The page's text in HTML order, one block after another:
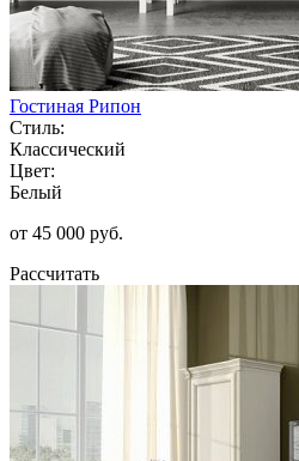
Гостиная Рипон
Стиль:
Классический
Цвет:
Белый
от 45 000 руб.
Рассчитать